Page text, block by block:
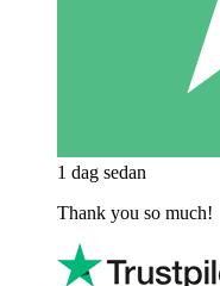
1 dag sedan
Thank you so much!